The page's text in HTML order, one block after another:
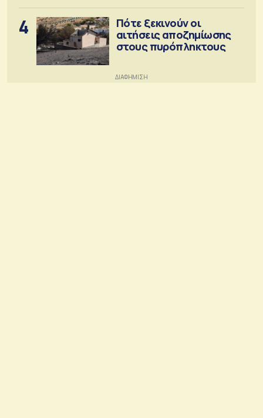
4
Πότε ξεκινούν οι
αιτήσεις αποζημίωσης
στους πυρόπληκτους